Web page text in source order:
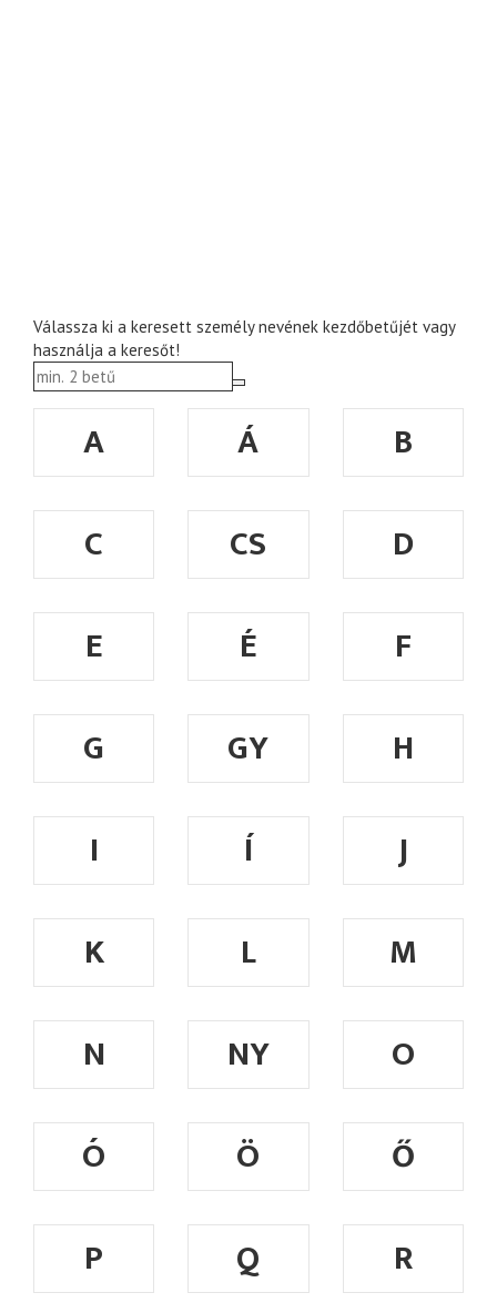
Válassza ki a keresett személy nevének kezdőbetűjét vagy
használja a keresőt!
A Á
B
C
CS
D
E
É
F
G
GY
H
I
Í
J
K
L
M
N
NY
O
Ó
Ö
Ő
P
Q R